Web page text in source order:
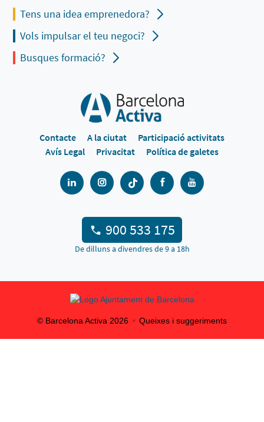
Tens una idea emprenedora?
Vols impulsar el teu negoci?
Busques formació?
Contacte A la ciutat
Participació activitats
Avís Legal
Privacitat Política de galetes
900 533 175
De dilluns a divendres de 9 a 18h
© Barcelona Activa 2026 Queixes i suggeriments